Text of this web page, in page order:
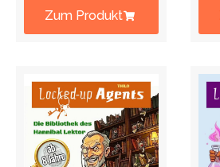
Zum Produkt